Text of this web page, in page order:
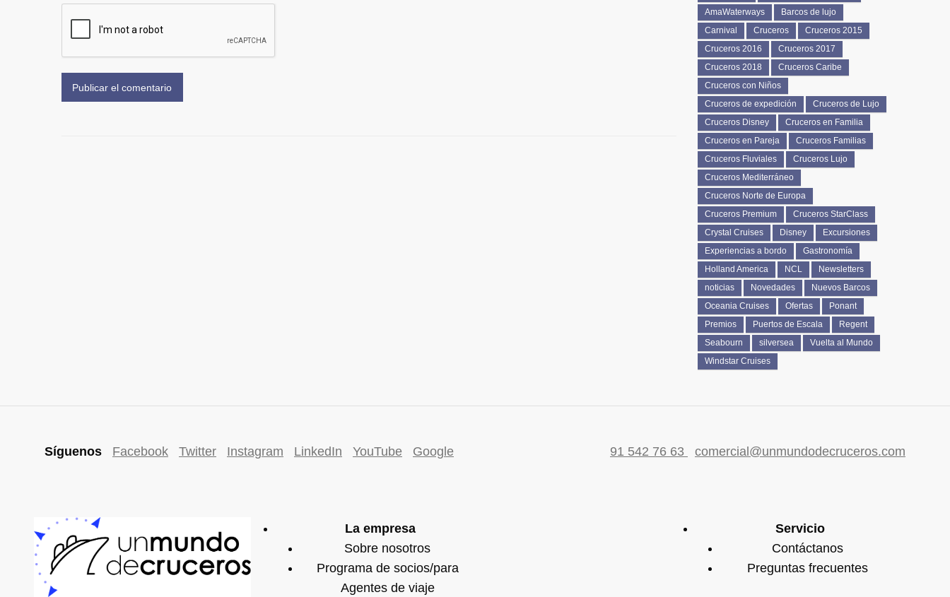
AmaWaterways
Barcos de lujo
Carnival
Cruceros
Cruceros 2015
Cruceros 2016
Cruceros 2017
Cruceros 2018
Cruceros Caribe
Cruceros con Niños
Cruceros de expedición
Cruceros de Lujo
Cruceros Disney
Cruceros en Familia
Cruceros en Pareja
Cruceros Familias
Cruceros Fluviales
Cruceros Lujo
Cruceros Mediterráneo
Cruceros Norte de Europa
Cruceros Premium
Cruceros StarClass
Crystal Cruises
Disney
Excursiones
Experiencias a bordo
Gastronomía
Holland America
NCL
Newsletters
noticias
Novedades
Nuevos Barcos
Oceania Cruises
Ofertas
Ponant
Premios
Puertos de Escala
Regent
Seabourn
silversea
Vuelta al Mundo
Windstar Cruises
Síguenos Facebook Twitter Instagram LinkedIn YouTube Google 91 542 76 63 comercial@unmundodecruceros.com
La empresa
Sobre nosotros
Programa de socios/para
Agentes de viaje
Servicio
Contáctanos
Preguntas frecuentes